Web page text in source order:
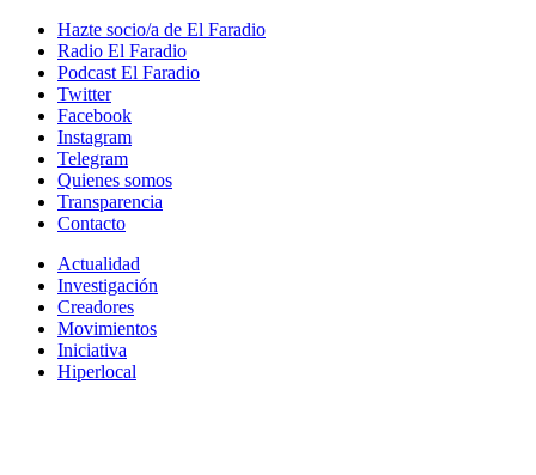
Hazte socio/a de El Faradio
Radio El Faradio
Podcast El Faradio
Twitter
Facebook
Instagram
Telegram
Quienes somos
Transparencia
Contacto
Actualidad
Investigación
Creadores
Movimientos
Iniciativa
Hiperlocal